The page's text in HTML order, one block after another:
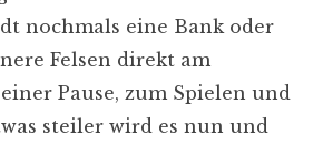
nochmals eine Bank oder
Felsen direkt am
Pause, zum Spielen und
steiler wird es nun und